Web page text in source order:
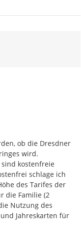
ob die Dresdner
wird.
kostenfreie
schlage ich
des Tarifes der
die Familie (2
Nutzung des
Jahreskarten für